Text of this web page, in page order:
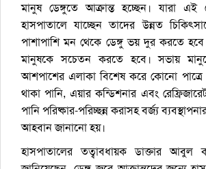
মানুষ ডেঙ্গুতে আক্রান্ত হচ্ছেন। যারা এই
হাসপাতালে যাচ্ছেন তাদের উন্নত
পাশাপাশি মন থেকে ডেঙ্গু ভয় দুর করতে
মানুষকে সচেতন করতে হবে। সভায়
আশপাশের এলাকা বিশেষ করে কোনো
থাকা পানি, এয়ার কন্ডিশনার এবং
পানি পরিষ্কার-পরিচ্ছন্ন করাসহ বর্জ্য
আহবান জানানো হয়।
হাসপাতালের তত্বাবধায়ক ডাক্তার